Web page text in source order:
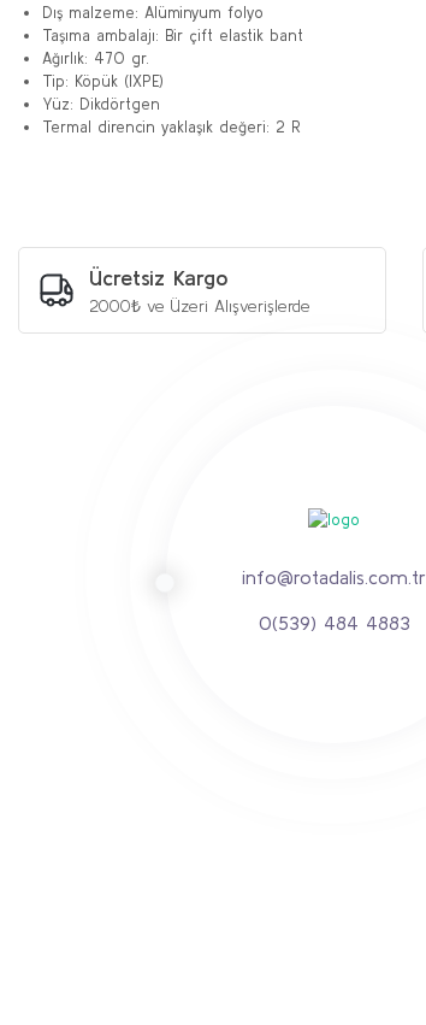
Dış malzeme: Alüminyum folyo
Taşıma ambalajı: Bir çift elastik bant
Ağırlık: 470 gr.
Tip: Köpük (IXPE)
Yüz: Dikdörtgen
Termal direncin yaklaşık değeri: 2 R
Ürün açıklamasında eksik bilgiler bulunuyor.
Ürün bilgilerinde hatalar bulunuyor.
Ürün fiyatı diğer sitelerden daha pahalı.
Ücretsiz Kargo
2000₺ ve Üzeri Alışverişlerde
info@rotadalis.com.tr
0(539) 484 4883